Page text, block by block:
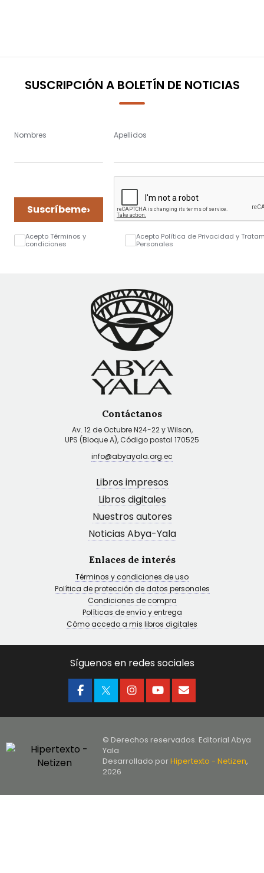
SUSCRIPCIÓN A BOLETÍN DE NOTICIAS
Nombres Apellidos
Suscríbeme›
Acepto Términos y
condiciones
Acepto Política de Privacidad y
Personales
Contáctanos
Av. 12 de Octubre N24-22 y Wilson,
UPS (Bloque A), Código postal 170525
info@abyayala.org.ec
Libros impresos
Libros digitales
Nuestros autores
Noticias Abya-Yala
Enlaces de interés
Términos y condiciones de uso
Política de protección de datos personales
Condiciones de compra
Políticas de envío y entrega
Cómo accedo a mis libros digitales
Síguenos en redes sociales
© Derechos reservados. Editorial Abya
Yala
Desarrollado porHipertexto - Netizen,
2026